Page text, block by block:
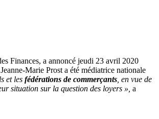
Finances, a annoncé jeudi 23 avril 2020
Marie Prost a été médiatrice nationale
et les fédérations de commerçants , en vue de
situation sur la question des loyers », a